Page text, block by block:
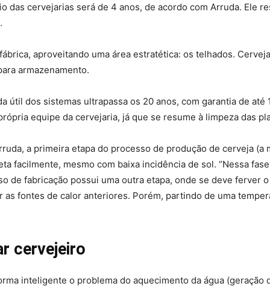
das cervejarias será de 4 anos, de acordo com Arruda. Ele
aproveitando uma área estratética: os telhados.
armazenamento.
útil dos sistemas ultrapassa os 20 anos, com garantia de
equipe da cervejaria, já que se resume à limpeza das
a primeira etapa do processo de produção de cerveja
facilmente, mesmo com baixa incidência de sol. “Nessa
de fabricação possui uma outra etapa, onde se deve ferver
fontes de calor anteriores. Porém, partindo de uma
cervejeiro
inteligente o problema do aquecimento da água